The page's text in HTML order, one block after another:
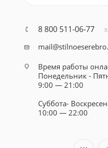
8 800 511-06-77
Время работы
Понедельник -
9:00 — 21:00
Суббота-
10:00 — 22:00